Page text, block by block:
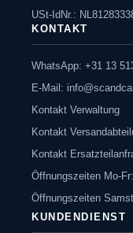
USt-IdNr.:
KONTAKT
WhatsApp: +31 13
E-Mail:
Kontakt Verwaltung
Kontakt
Kontakt
Öffnungszeiten Mo-
Öffnungszeiten
KUNDENDIENST